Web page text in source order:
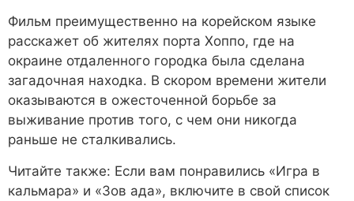
Фильм преимущественно на корейском языке
расскажет об жителях порта Хоппо, где на
окраине отдаленного городка была сделана
загадочная находка. В скором времени жители
оказываются в ожесточенной борьбе за
выживание против того, с чем они никогда
раньше не сталкивались.
Читайте также: Если вам понравились «Игра в
кальмара» и «Зов ада», включите в свой список